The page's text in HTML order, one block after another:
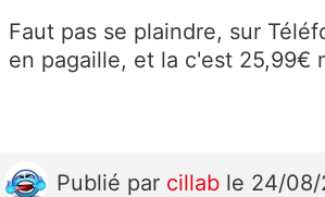
Faut pas se plaindre, sur
en pagaille, et la c'est 25,99€
Publié par cillab le 24/08/